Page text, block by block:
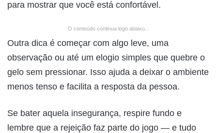
para mostrar que você está confortável.
O conteúdo continua logo abaixo...
Outra dica é começar com algo leve, uma
observação ou até um elogio simples que quebre o
gelo sem pressionar. Isso ajuda a deixar o ambiente
menos tenso e facilita a resposta da pessoa.
Se bater aquela insegurança, respire fundo e
lembre que a rejeição faz parte do jogo — e tudo